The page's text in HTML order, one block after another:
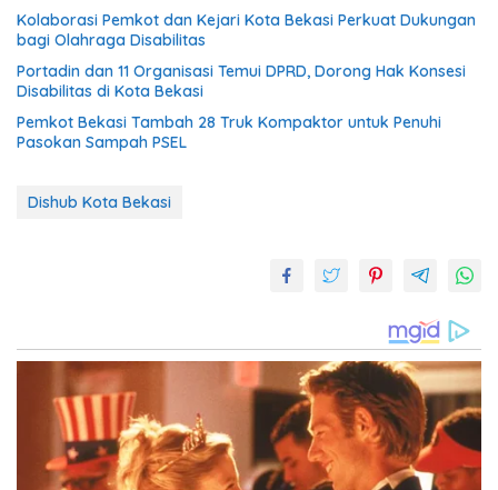
Kolaborasi Pemkot dan Kejari Kota Bekasi Perkuat Dukungan
bagi Olahraga Disabilitas
Portadin dan 11 Organisasi Temui DPRD, Dorong Hak Konsesi
Disabilitas di Kota Bekasi
Pemkot Bekasi Tambah 28 Truk Kompaktor untuk Penuhi
Pasokan Sampah PSEL
Dishub Kota Bekasi